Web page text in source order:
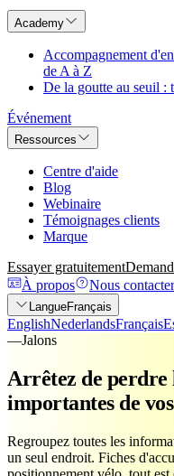
Academy
Accompagnement
de A à Z
De la goutte au seuil :
Événement
Ressources
Centre d'aide
Blog
Webinaire
Témoignages clients
Marque
Essayer gratuitement
À propos
Nous contacter
LangueFrançais
EnglishNederlandsFrançais
—Jalons
Arrêtez de perdre
importantes de
Regroupez toutes les
un seul endroit. Fiches